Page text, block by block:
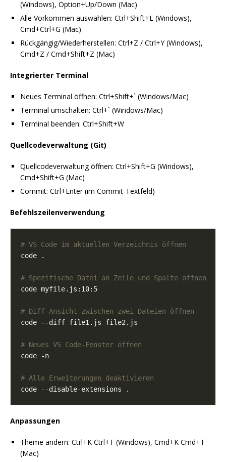
(Windows), Option+Up/Down (Mac)
Alle Vorkommen auswählen: Ctrl+Shift+L (Windows),
Cmd+Ctrl+G (Mac)
Rückgängig/Wiederherstellen: Ctrl+Z / Ctrl+Y (Windows),
Cmd+Z / Cmd+Shift+Z (Mac)
Integrierter Terminal
Neues Terminal öffnen: Ctrl+Shift+` (Windows/Mac)
Terminal umschalten: Ctrl+` (Windows/Mac)
Terminal beenden: Ctrl+Shift+W
Quellcodeverwaltung (Git)
Quellcodeverwaltung öffnen: Ctrl+Shift+G (Windows),
Cmd+Shift+G (Mac)
Commit: Ctrl+Enter (im Commit-Textfeld)
Befehlszeilenverwendung
# VS Code im aktuellen Verzeichnis öffnen
# Spezifische Datei an Zeile und Spalte öffnen
# Diff-Ansicht zwischen zwei Dateien öffnen
# Neues VS Code-Fenster öffnen
# Alle Erweiterungen deaktivieren
Anpassungen
Theme ändern: Ctrl+K Ctrl+T (Windows), Cmd+K Cmd+T
(Mac)